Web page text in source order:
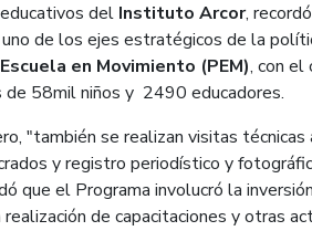
del Instituto Arcor,
de los ejes estratégicos de la
en Movimiento (PEM), con el
de 58mil niños y 2490 educadores.
"también se realizan visitas
y registro periodístico y
que el Programa involucró la
de capacitaciones y otras